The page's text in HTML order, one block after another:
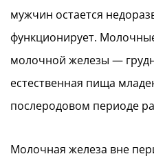
мужчин остается
функционирует.
молочной железы —
естественная пища
послеродовом периоде
Молочная железа вне